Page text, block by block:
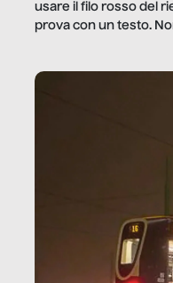
usare il filo rosso del
prova con un testo.